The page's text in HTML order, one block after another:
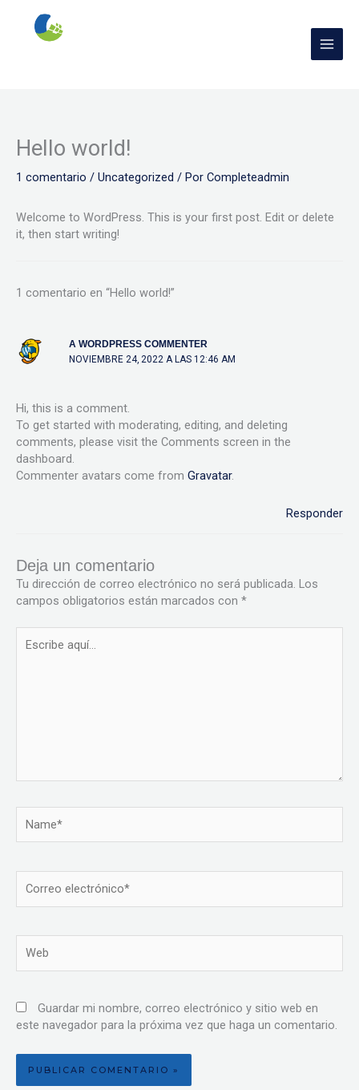
contenido
Hello world!
1 comentario / Uncategorized / Por Completeadmin
Welcome to WordPress. This is your first post. Edit or delete
it, then start writing!
1 comentario en “Hello world!”
A WORDPRESS COMMENTER
NOVIEMBRE 24, 2022 A LAS 12:46 AM
Hi, this is a comment.
To get started with moderating, editing, and deleting
comments, please visit the Comments screen in the
dashboard.
Commenter avatars come from Gravatar.
Responder
Deja un comentario
Tu dirección de correo electrónico no será publicada. Los
campos obligatorios están marcados con *
aquí...
electrónico*
Guardar mi nombre, correo electrónico y sitio web en
este navegador para la próxima vez que haga un comentario.